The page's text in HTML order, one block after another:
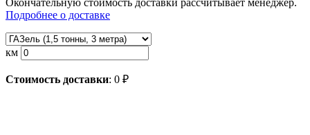
Подробнее о доставке
км
Стоимость доставки: 0 ₽